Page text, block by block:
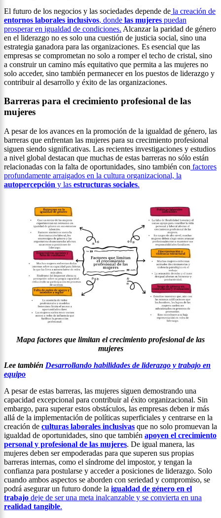
El futuro de los negocios y las sociedades depende de la creación de
entornos laborales inclusivos, donde las mujeres puedan
prosperar en igualdad de condiciones. Alcanzar la paridad de género
en el liderazgo no es solo una cuestión de justicia social, sino una
estrategia ganadora para las organizaciones. Es esencial que las
empresas se comprometan no solo a romper el techo de cristal, sino
a construir un camino más equitativo que permita a las mujeres no
solo acceder, sino también permanecer en los puestos de liderazgo y
contribuir al desarrollo y éxito de las organizaciones.
Barreras para el crecimiento profesional de las
mujeres
A pesar de los avances en la promoción de la igualdad de género, las
barreras que enfrentan las mujeres para su crecimiento profesional
siguen siendo significativas. Las recientes investigaciones y estudios
a nivel global destacan que muchas de estas barreras no sólo están
relacionadas con la falta de oportunidades, sino también con factores
profundamente arraigados en la cultura organizacional, la
autopercepción y las estructuras sociales.
Mapa factores que limitan el crecimiento profesional de las
mujeres
Lee también Desarrollando habilidades de liderazgo y trabajo en
equipo
A pesar de estas barreras, las mujeres siguen demostrando una
capacidad excepcional para contribuir al éxito organizacional. Sin
embargo, para superar estos obstáculos, las empresas deben ir más
allá de la implementación de políticas superficiales y centrarse en la
creación de culturas laborales inclusivas que no solo promuevan la
igualdad de oportunidades, sino que también apoyen el crecimiento
personal y profesional de las mujeres. De igual manera, las
mujeres deben ser empoderadas para que superen sus propias
barreras internas, como el síndrome del impostor, y tengan la
confianza para postularse y acceder a posiciones de liderazgo. Solo
cuando ambos aspectos se aborden con seriedad y compromiso, se
podrá asegurar un futuro donde la igualdad de género en el
trabajo deje de ser una meta inalcanzable y se convierta en una
realidad tangible.